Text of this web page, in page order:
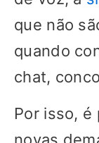
que não
quando
chat,
Por isso,